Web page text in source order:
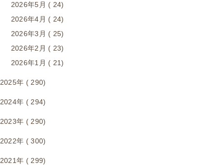
2026年5月 ( 24)
2026年4月 ( 24)
2026年3月 ( 25)
2026年2月 ( 23)
2026年1月 ( 21)
2025年 ( 290)
2024年 ( 294)
2023年 ( 290)
2022年 ( 300)
2021年 ( 299)